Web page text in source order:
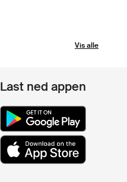
Vis alle
Last ned appen